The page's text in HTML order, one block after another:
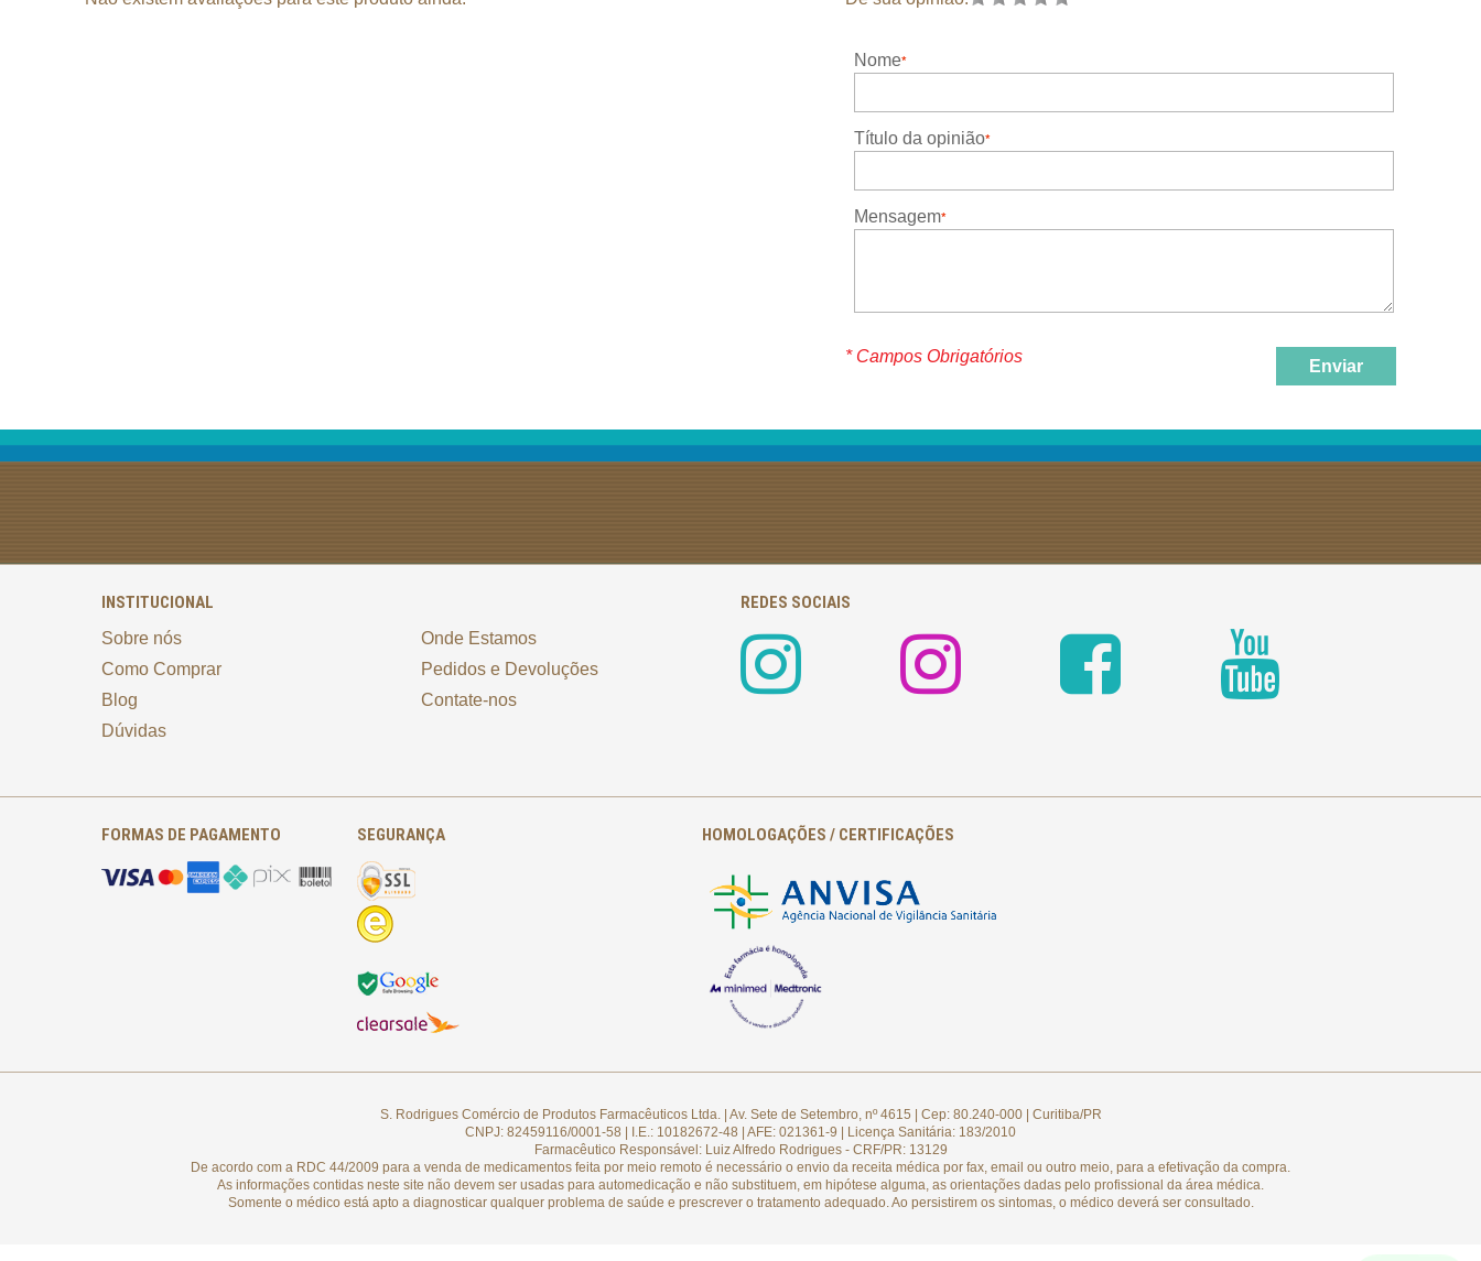
Nome
Título da opinião
Mensagem
* Campos Obrigatórios
Enviar
INSTITUCIONAL
Sobre nós
Como Comprar
Blog
Dúvidas
Onde Estamos
Pedidos e Devoluções
Contate-nos
REDES SOCIAIS
FORMAS DE PAGAMENTO SEGURANÇA HOMOLOGAÇÕES / CERTIFICAÇÕES
S. Rodrigues Comércio de Produtos Farmacêuticos Ltda. | Av. Sete de Setembro, nº 4615 | Cep: 80.240-000 | Curitiba/PR
CNPJ: 82459116/0001-58 | I.E.: 10182672-48 | AFE: 021361-9 | Licença Sanitária: 183/2010
Farmacêutico Responsável: Luiz Alfredo Rodrigues - CRF/PR: 13129
De acordo com a RDC 44/2009 para a venda de medicamentos feita por meio remoto é necessário o envio da receita médica por fax, email ou outro meio, para a efetivação da compra.
As informações contidas neste site não devem ser usadas para automedicação e não substituem, em hipótese alguma, as orientações dadas pelo profissional da área médica.
Somente o médico está apto a diagnosticar qualquer problema de saúde e prescrever o tratamento adequado. Ao persistirem os sintomas, o médico deverá ser consultado.